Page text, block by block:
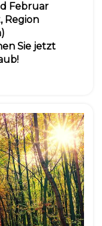
Februar
Region
Sie jetzt